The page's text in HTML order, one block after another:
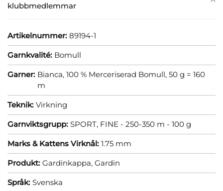
klubbmedlemmar
Artikelnummer: 89194-1
Garnkvalité: Bomull
Garner: Bianca, 100 % Merceriserad Bomull, 50 g = 160
m
Teknik: Virkning
Garnviktsgrupp: SPORT, FINE - 250-350 m - 100 g
Marks & Kattens Virknål: 1.75 mm
Produkt: Gardinkappa, Gardin
Språk: Svenska